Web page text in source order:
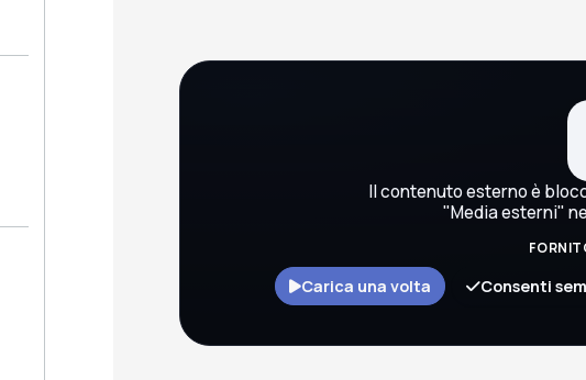
Il contenuto esterno è
"Media esterni"
Carica una volta Consenti